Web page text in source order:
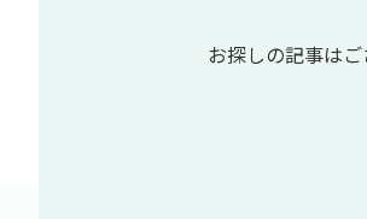
お探しの記事は